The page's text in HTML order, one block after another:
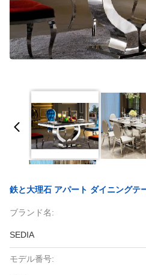
鉄と大理石 アパート ダイニングテ
ブランド名:
SEDIA
モデル番号: